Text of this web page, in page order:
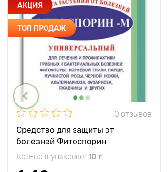
АКЦИЯ
ТОП ПРОДАЖ
0 отзывов
Средство для защиты от
болезней Фитоспорин
Кол-во в упаковке: 10 г